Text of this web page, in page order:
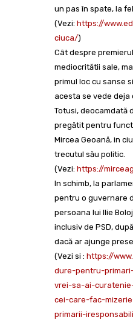
un pas în spate, la
(Vezi: https://
ciuca/)
Cât despre
mediocritătii sale,
primul loc cu sanse
acesta se vede deja
Totusi, deocamdată
pregătit pentru
Mircea Geoană, in
trecutul său politic.
(Vezi: https://
In schimb, la
pentru o guvernare
persoana lui Ilie
inclusiv de PSD,
dacă ar ajunge
(Vezi si : https://
dure-pentru-
vrei-sa-ai-
cei-care-fac-
primarii-